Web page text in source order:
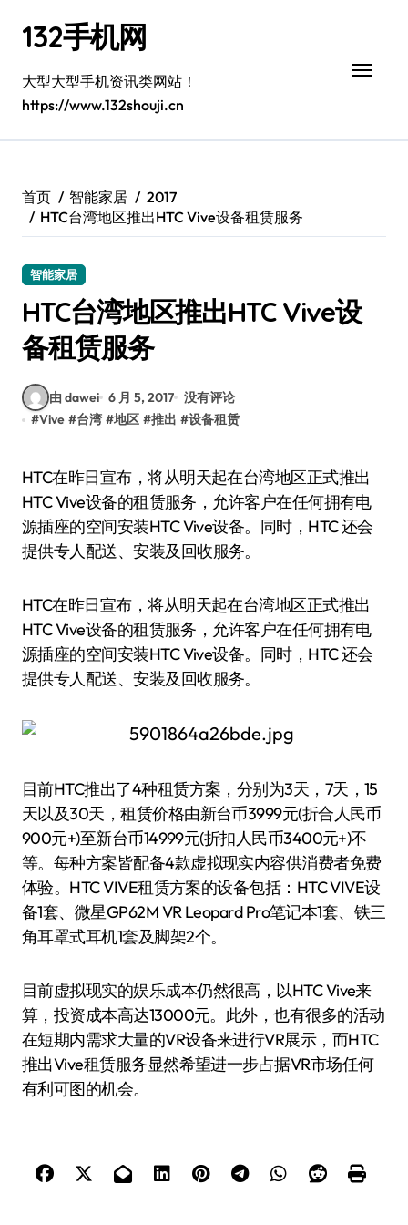
132手机网
大型大型手机资讯类网站！
https://www.132shouji.cn
首页 智能家居
2017
HTC台湾地区推出HTC Vive设备租赁服务
智能家居
HTC台湾地区推出HTC Vive设
备租赁服务
由 dawei 6 月 5, 2017 没有评论
#Vive #台湾 #地区 #推出 #设备租赁
HTC在昨日宣布，将从明天起在台湾地区正式推出
HTC Vive设备的租赁服务，允许客户在任何拥有电
源插座的空间安装HTC Vive设备。同时，HTC 还会
提供专人配送、安装及回收服务。
HTC在昨日宣布，将从明天起在台湾地区正式推出
HTC Vive设备的租赁服务，允许客户在任何拥有电
源插座的空间安装HTC Vive设备。同时，HTC 还会
提供专人配送、安装及回收服务。
目前HTC推出了4种租赁方案，分别为3天，7天，15
天以及30天，租赁价格由新台币3999元(折合人民币
900元+)至新台币14999元(折扣人民币3400元+)不
等。每种方案皆配备4款虚拟现实内容供消费者免费
体验。HTC VIVE租赁方案的设备包括：HTC VIVE设
备1套、微星GP62M VR Leopard Pro笔记本1套、铁三
角耳罩式耳机1套及脚架2个。
目前虚拟现实的娱乐成本仍然很高，以HTC Vive来
算，投资成本高达13000元。此外，也有很多的活动
在短期内需求大量的VR设备来进行VR展示，而HTC
推出Vive租赁服务显然希望进一步占据VR市场任何
有利可图的机会。